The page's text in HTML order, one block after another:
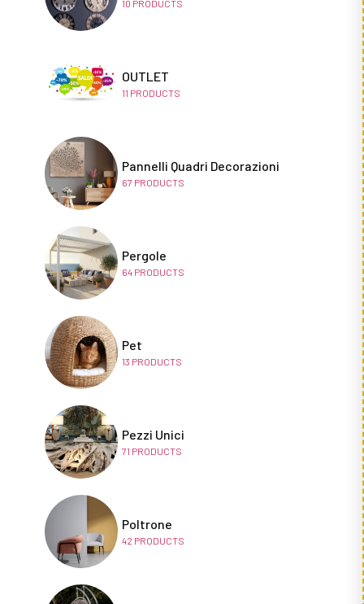
10 PRODUCTS
OUTLET
11 PRODUCTS
Pannelli Quadri Decorazioni
67 PRODUCTS
Pergole
64 PRODUCTS
Pet
13 PRODUCTS
Pezzi Unici
71 PRODUCTS
Poltrone
42 PRODUCTS